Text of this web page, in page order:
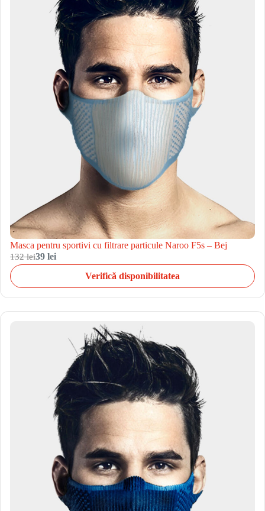
Masca pentru sportivi cu filtrare particule Naroo F5s – Bej
132 lei39 lei
Verifică disponibilitatea